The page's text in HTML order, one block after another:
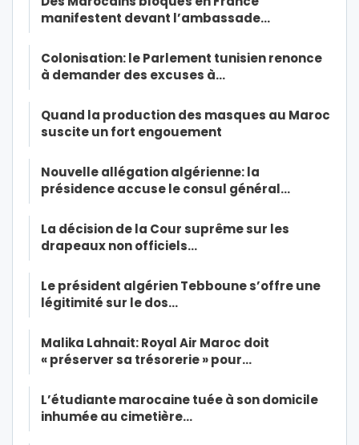
manifestent devant l’ambassade…
Colonisation: le Parlement tunisien renonce
à demander des excuses à…
Quand la production des masques au Maroc
suscite un fort engouement
Nouvelle allégation algérienne: la
présidence accuse le consul général…
La décision de la Cour suprême sur les
drapeaux non officiels…
Le président algérien Tebboune s’offre une
légitimité sur le dos…
Malika Lahnait: Royal Air Maroc doit
« préserver sa trésorerie » pour…
L’étudiante marocaine tuée à son domicile
inhumée au cimetière…